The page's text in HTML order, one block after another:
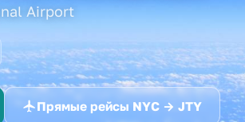
Airport
Прямые рейсы NYC → JTY